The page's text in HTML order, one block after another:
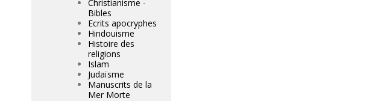
Christianisme -
Bibles
Ecrits apocryphes
Hindouisme
Histoire des
religions
Islam
Judaïsme
Manuscrits de la
Mer Morte